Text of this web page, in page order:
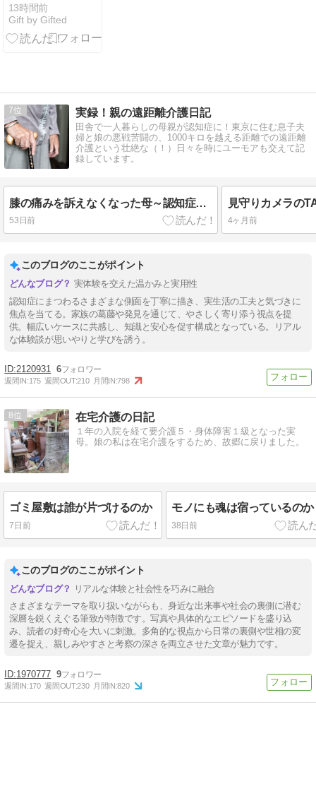
門【2026年8
月版】開き方
から基本のコ
13時間前
Gift by Gifted
7 実録！親の遠距離介護日記
田舎で一人暮らしの母親が認知症に！東京に住む息子夫
婦と娘の悪戦苦闘の、1000キロを越える距離での遠距離
介護という壮絶な（！）日々を時にユーモアも交えて記
録しています。
膝の痛みを訴えなくなった母～認知症の影響？
53日前 4ヶ月前
このブログのここがポイント
実体験を交えた温かみと実用性
認知症にまつわるさまざまな側面を丁寧に描き、実生活の工夫と気づきに
焦点を当てる。家族の葛藤や発見を通じて、やさしく寄り添う視点を提
供。幅広いケースに共感し、知識と安心を促す構成となっている。リアル
な体験談が思いやりと学びを誘う。
2120931 6
週間IN:175 週間OUT:210 月間IN:798
8 在宅介護の日記
１年の入院を経て要介護５・身体障害１級となった実
母。娘の私は在宅介護をするため、故郷に戻りました。
ゴミ屋敷は誰が片づけるのか
7日前
モノにも魂は宿っているのか
38日前
このブログのここがポイント
リアルな体験と社会性を巧みに融合
さまざまなテーマを取り扱いながらも、身近な出来事や社会の裏側に潜む
深層を鋭くえぐる筆致が特徴です。写真や具体的なエピソードを盛り込
み、読者の好奇心を大いに刺激。多角的な視点から日常の裏側や世相の変
遷を捉え、親しみやすさと考察の深さを両立させた文章が魅力です。
1970777 9
週間IN:170 週間OUT:230 月間IN:820